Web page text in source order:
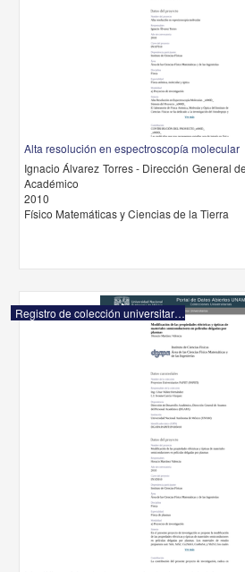
Alta resolución en espectroscopía molecular
Ignacio Álvarez Torres - Dirección General
Académico
2010
Físico Matemáticas y Ciencias de la Tierra
Registro de colección universitaria